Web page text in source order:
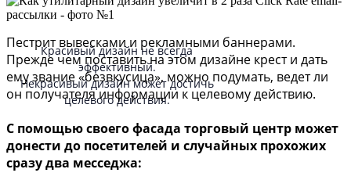
Красивый дизайн не всегда
эффективный.
Некрасивый дизайн может достичь
целевого действия.
Пестрит вывесками и рекламными баннерами.
Прежде чем поставить на этом дизайне крест и дать
ему звание «безвкусица», можно подумать, ведет ли
он получателя информации к целевому действию.
С помощью своего фасада торговый центр может
донести до посетителей и случайных прохожих
сразу два месседжа: